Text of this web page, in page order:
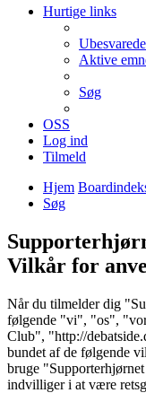
Hurtige links
Aktive
Søg
OSS
Log ind
Tilmeld
Hjem
Søg
Vilkår for
Når du tilmelder dig
følgende "vi", "os",
Club", "http://
bundet af de følgende
bruge
indvilliger i at være